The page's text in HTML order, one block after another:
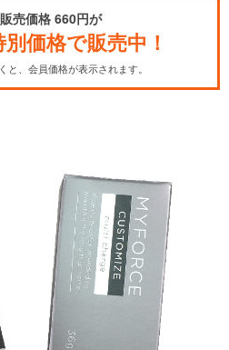
売価格 660円が
価格で販売中！
と、会員価格が表示されます。